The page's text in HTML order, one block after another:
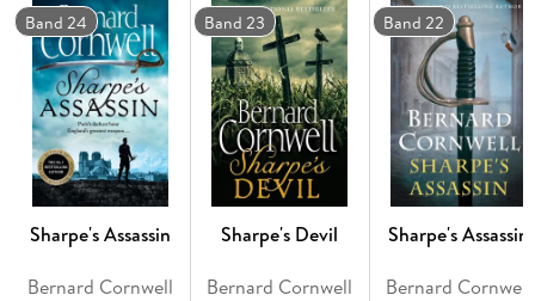
But Sharpe's war is not only the battle. Accused of stealing
Napoleon's treasure, Sharpe must discover the unknown
enemy who has tried to frame him - and his revenge is
ingenious and devastating.
Soldier, hero, rogue - Sharpe is the man you always want on
your side. Born in poverty, he joined the army to escape jail
and climbed the ranks by sheer brutal courage. He knows no
other family than the regiment of the 95th Rifles whose
green jacket he proudly wears.
Band 24
Sharpe's Assassin
Bernard Cornwell
Band 23
Sharpe's Devil
Bernard Cornwell
Band 22
Sharpe's Assassin
Bernard Cornwell